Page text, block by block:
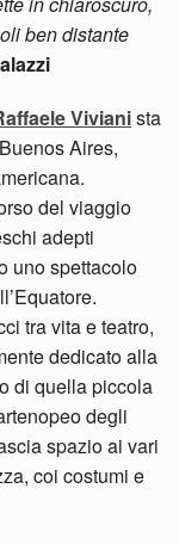
ben distante
Vivianista
Aires,
del viaggio
adepti
uno spettacolo
tra vita e teatro,
dedicato alla
di quella piccola
degli
spazio ai vari
coi costumi e